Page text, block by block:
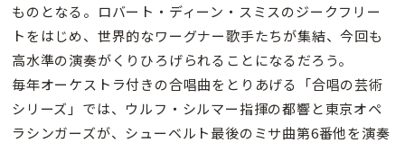
ものとなる。ロバート・ディーン・スミスのジークフリー
トをはじめ、世界的なワーグナー歌手たちが集結、今回も
高水準の演奏がくりひろげられることになるだろう。
毎年オーケストラ付きの合唱曲をとりあげる「合唱の芸術
シリーズ」では、ウルフ・シルマー指揮の都響と東京オペ
ラシンガーズが、シューベルト最後のミサ曲第6番他を演奏